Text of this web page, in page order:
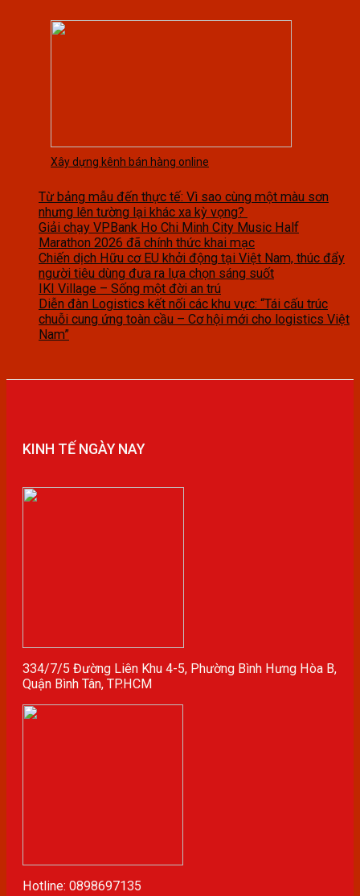
Xây dựng kênh bán hàng online
Từ bảng mẫu đến thực tế: Vì sao cùng một màu sơn
nhưng lên tường lại khác xa kỳ vọng?
Giải chạy VPBank Ho Chi Minh City Music Half
Marathon 2026 đã chính thức khai mạc
Chiến dịch Hữu cơ EU khởi động tại Việt Nam, thúc đẩy
người tiêu dùng đưa ra lựa chọn sáng suốt
IKI Village – Sống một đời an trú
Diễn đàn Logistics kết nối các khu vực: “Tái cấu trúc
chuỗi cung ứng toàn cầu – Cơ hội mới cho logistics Việt
Nam”
KINH TẾ NGÀY NAY
334/7/5 Đường Liên Khu 4-5, Phường Bình Hưng Hòa B,
Quận Bình Tân, TP.HCM
Hotline: 0898697135